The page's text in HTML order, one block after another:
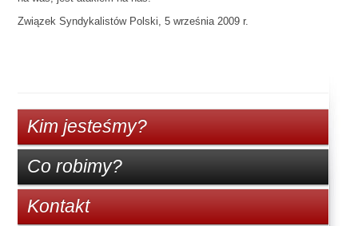
Związek Syndykalistów Polski, 5 września 2009 r.
Kim jesteśmy?
Co robimy?
Kontakt